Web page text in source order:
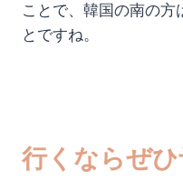
ことで、韓国の南の方
とですね。
行くならぜひ